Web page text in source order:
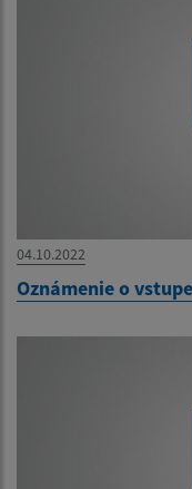
04.10.2022
Oznámenie o